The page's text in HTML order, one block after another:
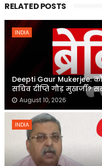
RELATED POSTS
INDIA
Deepti Gaur Mukerjee:
सचिव दीप्ति गौड़ मुखर्जी?
August 10, 2026
INDIA